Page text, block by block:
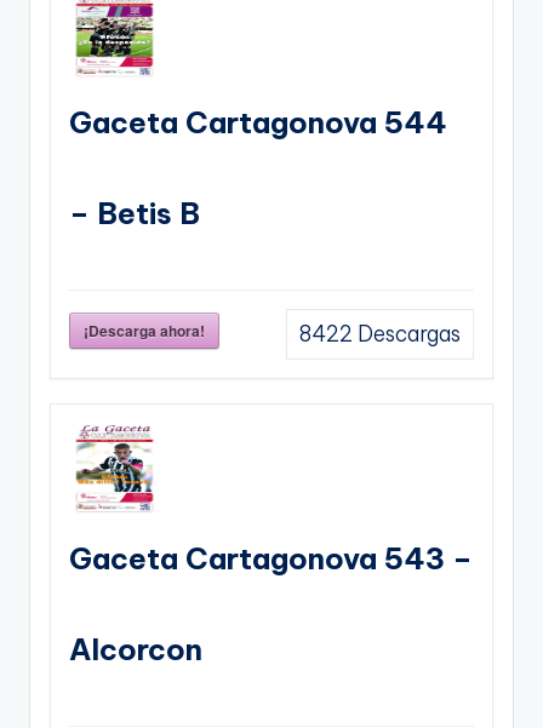
Gaceta Cartagonova 544
– Betis B
¡Descarga ahora! 8422 Descargas
Gaceta Cartagonova 543 –
Alcorcon